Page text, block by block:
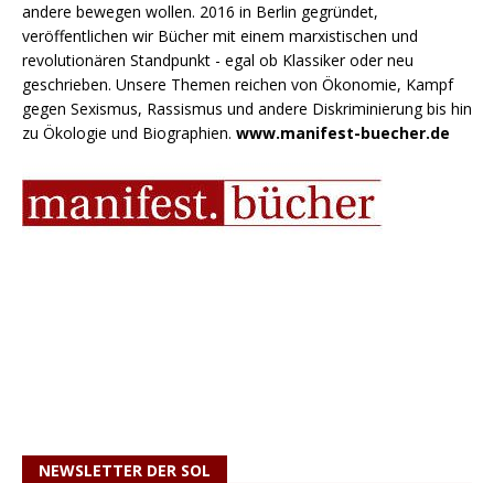
andere bewegen wollen. 2016 in Berlin gegründet,
veröffentlichen wir Bücher mit einem marxistischen und
revolutionären Standpunkt - egal ob Klassiker oder neu
geschrieben. Unsere Themen reichen von Ökonomie, Kampf
gegen Sexismus, Rassismus und andere Diskriminierung bis hin
zu Ökologie und Biographien. www.manifest-buecher.de
NEWSLETTER DER SOL